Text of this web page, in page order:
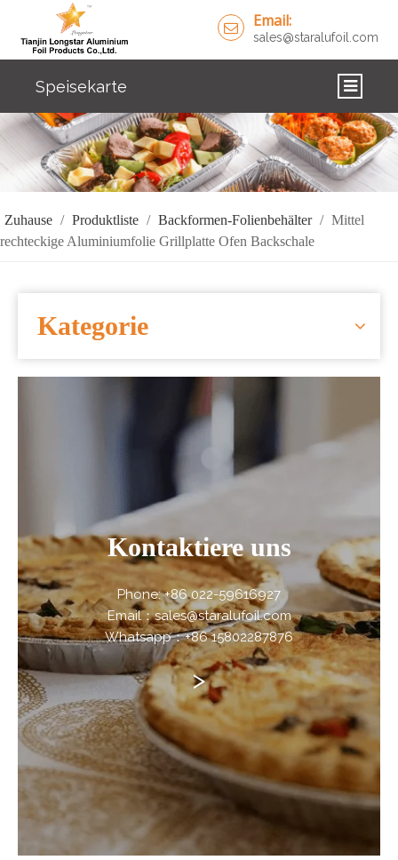
Email:
sales@staralufoil.com
Speisekarte
ZUHAUSE
PRODUKTE
ÜBER UNS
LÖSUNGEN
NACHRICHTEN
KONTAKTIERE UNS
Zuhause / Produktliste / Backformen-Folienbehälter / Mittel
rechteckige Aluminiumfolie Grillplatte Ofen Backschale
Kategorie
Kontaktiere uns
Phone: +86 022-59616927
Email：sales@staralufoil.com
Whatsapp：+86 15802287876
>